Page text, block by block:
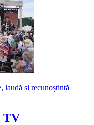
laudă și recunoștință |